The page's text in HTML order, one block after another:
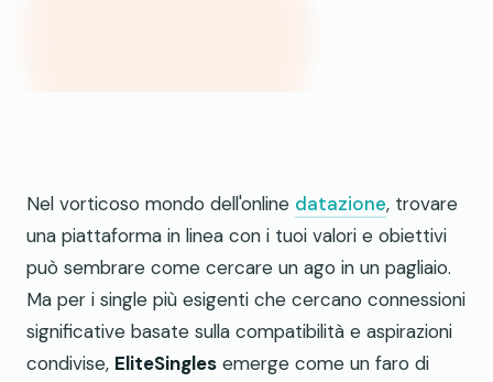
Nel vorticoso mondo dell'online datazione, trovare
una piattaforma in linea con i tuoi valori e obiettivi
può sembrare come cercare un ago in un pagliaio.
Ma per i single più esigenti che cercano connessioni
significative basate sulla compatibilità e aspirazioni
condivise, EliteSingles emerge come un faro di